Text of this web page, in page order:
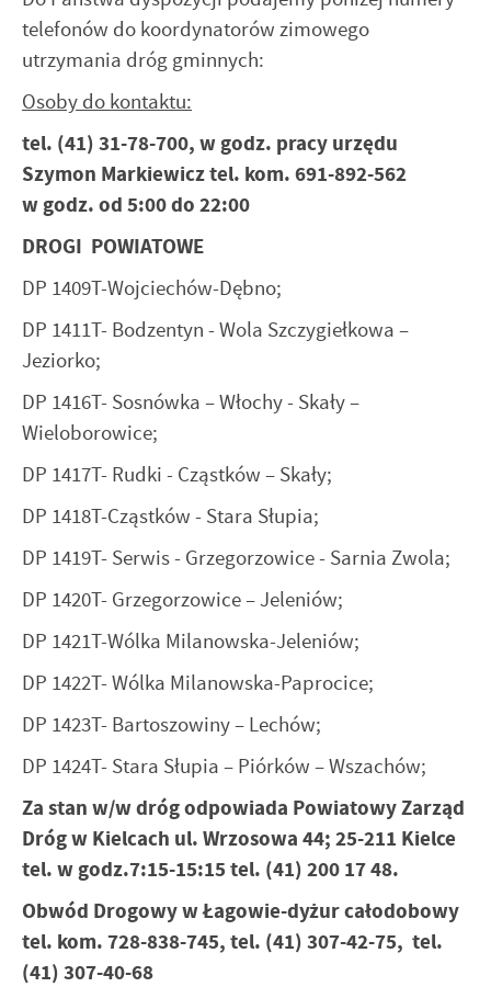
telefonów do koordynatorów zimowego
utrzymania dróg gminnych:
Osoby do kontaktu:
tel. (41) 31-78-700, w godz. pracy urzędu
Szymon Markiewicz tel. kom. 691-892-562
w godz. od 5:00 do 22:00
DROGI POWIATOWE
DP 1409T-Wojciechów-Dębno;
DP 1411T- Bodzentyn - Wola Szczygiełkowa –
Jeziorko;
DP 1416T- Sosnówka – Włochy - Skały –
Wieloborowice;
DP 1417T- Rudki - Cząstków – Skały;
DP 1418T-Cząstków - Stara Słupia;
DP 1419T- Serwis - Grzegorzowice - Sarnia Zwola;
DP 1420T- Grzegorzowice – Jeleniów;
DP 1421T-Wólka Milanowska-Jeleniów;
DP 1422T- Wólka Milanowska-Paprocice;
DP 1423T- Bartoszowiny – Lechów;
DP 1424T- Stara Słupia – Piórków – Wszachów;
Za stan w/w dróg odpowiada Powiatowy Zarząd
Dróg w Kielcach ul. Wrzosowa 44; 25-211 Kielce
tel. w godz.7:15-15:15 tel. (41) 200 17 48.
Obwód Drogowy w Łagowie-dyżur całodobowy
tel. kom. 728-838-745, tel. (41) 307-42-75, tel.
(41) 307-40-68
Twoich zwyczajów dotyczących przeglądanej witryny
internetowej. Treści promocyjne mogą pojawić się na
stronach podmiotów trzecich lub firm będących naszymi
w charakterze pośredników prezentujących nasze treści w
postaci wiadomości, ofert, komunikatów mediów
społecznościowych.